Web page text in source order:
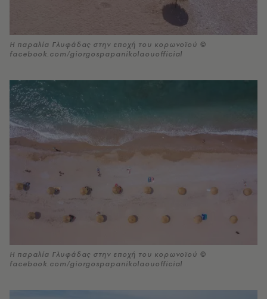
Η παραλία Γλυφάδας στην εποχή του κορωνοϊού ©
facebook.com/giorgospapanikolaouofficial
Η παραλία Γλυφάδας στην εποχή του κορωνοϊού ©
facebook.com/giorgospapanikolaouofficial